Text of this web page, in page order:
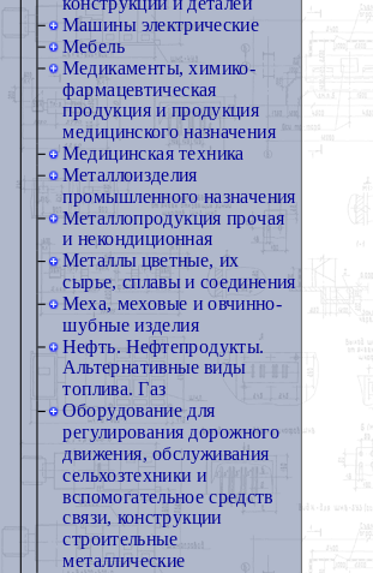
Машины электрические
Мебель
Медикаменты, химико-
фармацевтическая
продукция и продукция
медицинского назначения
Медицинская техника
Металлоизделия
промышленного назначения
Металлопродукция прочая
и некондиционная
Металлы цветные, их
сырье, сплавы и соединения
Меха, меховые и овчинно-
шубные изделия
Нефть. Нефтепродукты.
Альтернативные виды
топлива. Газ
Оборудование для
регулирования дорожного
движения, обслуживания
сельхозтехники и
вспомогательное средств
связи, конструкции
строительные
металлические